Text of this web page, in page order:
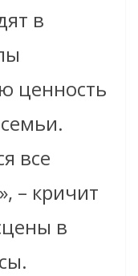
в
ценность
все
– кричит
в